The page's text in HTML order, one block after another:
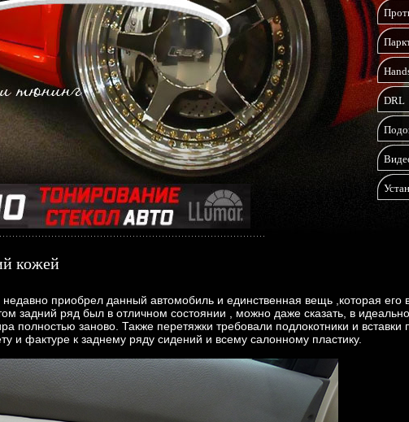
DRL
кожей
приобрел данный автомобиль и единственная вещь ,которая его
задний ряд был в отличном состоянии , можно даже сказать, в
полностью заново. Также перетяжки требовали подлокотники и вставки
фактуре к заднему ряду сидений и всему салонному пластику.